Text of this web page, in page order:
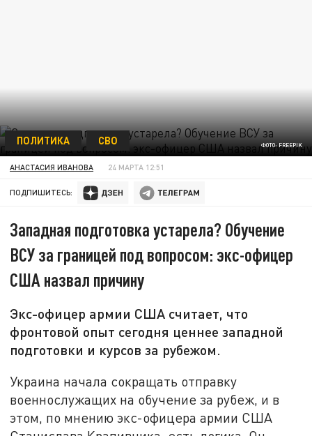
ФОТО: FREEPIK
ПОЛИТИКА СВО
АНАСТАСИЯ ИВАНОВА 24 МАРТА 12:51
ПОДПИШИТЕСЬ:
Западная подготовка устарела? Обучение
ВСУ за границей под вопросом: экс-офицер
США назвал причину
Экс-офицер армии США считает, что
фронтовой опыт сегодня ценнее западной
подготовки и курсов за рубежом.
Украина начала сокращать отправку
военнослужащих на обучение за рубеж, и в
этом, по мнению экс-офицера армии США